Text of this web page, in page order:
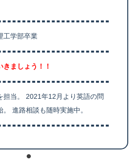
学部卒業
きましょう！！
担当。 2021年12月より英語の問
。 進路相談も随時実施中。